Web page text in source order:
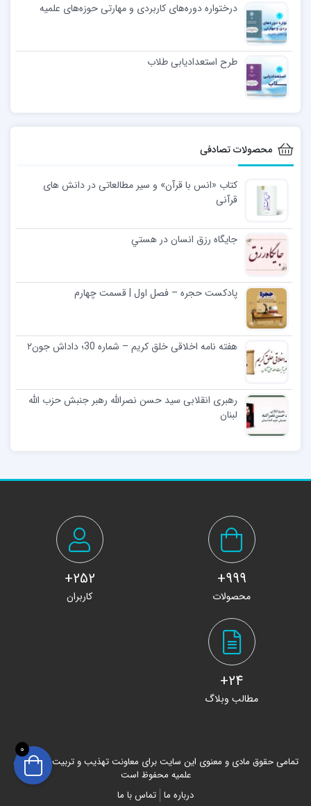
درختواره دوره‌های کاربردی و مهارتی حوزه‌های علمیه
طرح استعدادیابی طلاب
محصولات تصادفی
کتاب «انس با قرآن» و سیر مطالعاتی در دانش­ های
قرآنی
جايگاه رزق انسان در هستي
پادکست حجره – فصل اول | قسمت چهارم
هفته نامه اخلاقی خلق کریم – شماره 30؛ داداش جون۲
رهبری انقلابی سید حسن نصرالله رهبر جنبش حزب الله
لبنان
999+
محصولات
252+
کاربران
24+
مطالب وبلاگ
تمامی حقوق مادی و معنوی این سایت برای معاونت تهذیب و تربیت حوزه های
علمیه محفوظ است
درباره ما تماس با ما
0